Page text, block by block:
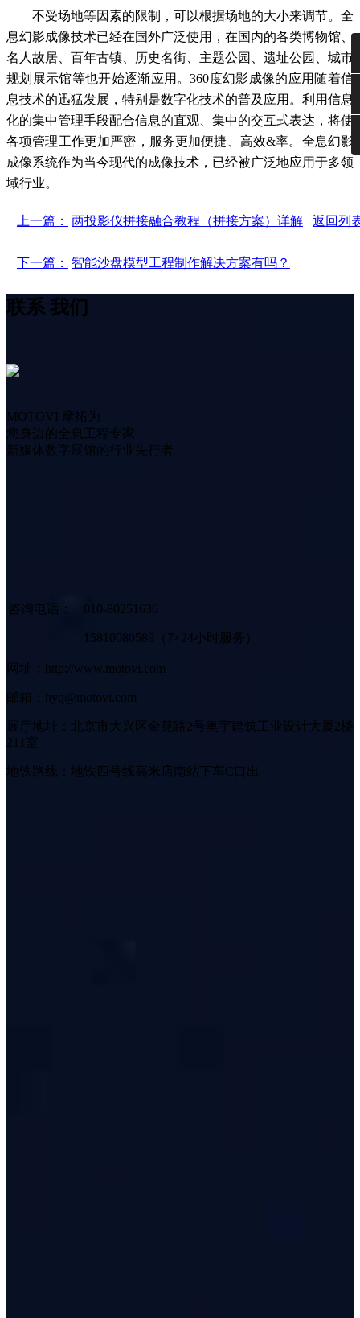
不受场地等因素的限制，可以根据场地的大小来调节。全
息幻影成像技术已经在国外广泛使用，在国内的各类博物馆、
名人故居、百年古镇、历史名街、主题公园、遗址公园、城市
规划展示馆等也开始逐渐应用。360度幻影成像的应用随着信
息技术的迅猛发展，特别是数字化技术的普及应用。利用信息
化的集中管理手段配合信息的直观、集中的交互式表达，将使
各项管理工作更加严密，服务更加便捷、高效&率。全息幻影
成像系统作为当今现代的成像技术，已经被广泛地应用于多领
域行业。
上一篇： 两投影仪拼接融合教程（拼接方案）详解 返回列
下一篇： 智能沙盘模型工程制作解决方案有吗？
联系 我们
MOTOVI 摩拓为
您身边的全息工程专家
新媒体数字展馆的行业先行者
咨询电话： 010-80251636
15810080589（7×24小时服务）
网址：http://www.motovi.com
邮箱：hyq@motovi.com
展厅地址：北京市大兴区金苑路2号奥宇建筑工业设计大厦2楼
211室
地铁路线：地铁四号线高米店南站下车C口出